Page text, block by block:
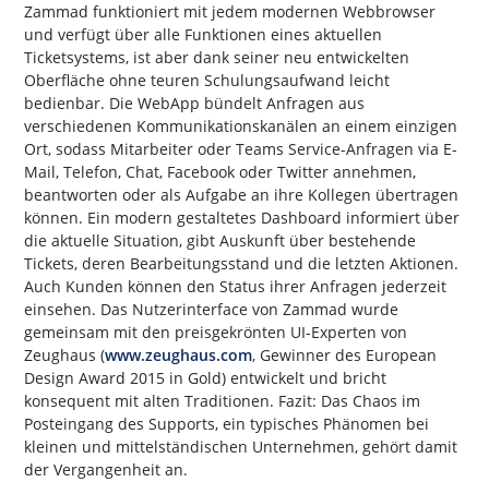
Zammad funktioniert mit jedem modernen Webbrowser
und verfügt über alle Funktionen eines aktuellen
Ticketsystems, ist aber dank seiner neu entwickelten
Oberfläche ohne teuren Schulungsaufwand leicht
bedienbar. Die WebApp bündelt Anfragen aus
verschiedenen Kommunikationskanälen an einem einzigen
Ort, sodass Mitarbeiter oder Teams Service-Anfragen via E-
Mail, Telefon, Chat, Facebook oder Twitter annehmen,
beantworten oder als Aufgabe an ihre Kollegen übertragen
können. Ein modern gestaltetes Dashboard informiert über
die aktuelle Situation, gibt Auskunft über bestehende
Tickets, deren Bearbeitungsstand und die letzten Aktionen.
Auch Kunden können den Status ihrer Anfragen jederzeit
einsehen. Das Nutzerinterface von Zammad wurde
gemeinsam mit den preisgekrönten UI-Experten von
Zeughaus (www.zeughaus.com, Gewinner des European
Design Award 2015 in Gold) entwickelt und bricht
konsequent mit alten Traditionen. Fazit: Das Chaos im
Posteingang des Supports, ein typisches Phänomen bei
kleinen und mittelständischen Unternehmen, gehört damit
der Vergangenheit an.